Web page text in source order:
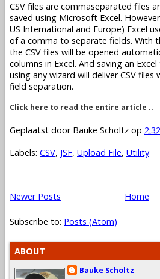
CSV files are commaseparated files
saved using Microsoft Excel.
US International and Europe) Excel
of a comma to separate fields. With
the CSV files will be opened
columns in Excel. And saving an
using any wizard will deliver CSV
field separation.
Click here to read the entire article ..
Geplaatst door Bauke Scholtz op
Labels: CSV, JSF, Upload File, Utility
Newer Posts Home
Subscribe to: Posts (Atom)
ABOUT
Bauke Scholtz